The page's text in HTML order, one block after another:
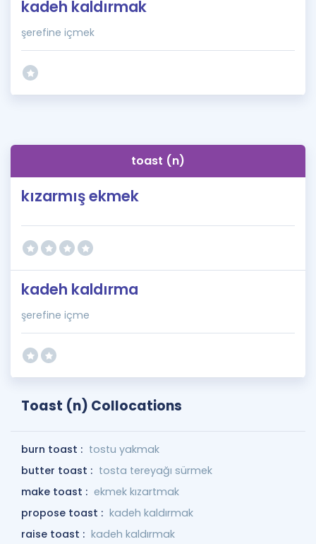
kadeh kaldırmak
şerefine içmek
toast (n)
kızarmış ekmek
kadeh kaldırma
şerefine içme
Toast (n) Collocations
burn toast : tostu yakmak
butter toast : tosta tereyağı sürmek
make toast : ekmek kızartmak
propose toast : kadeh kaldırmak
raise toast : kadeh kaldırmak